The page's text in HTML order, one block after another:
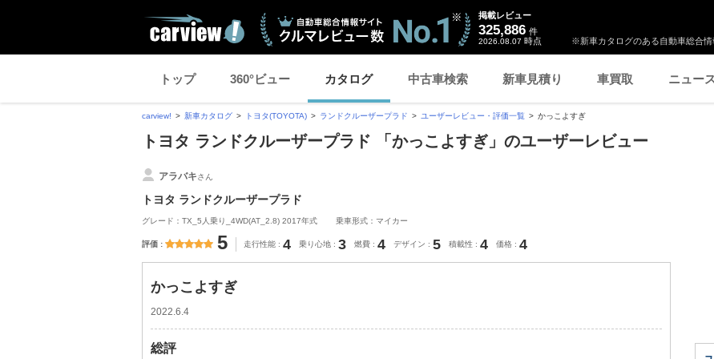
※新車カタログのある自動車総合情
掲載レビュー
325,886 件
2026.08.07 時点
トップ 360°ビュー カタログ 中古車検索 新車見積り 車買取 ニュー
carview! 新車カタログ トヨタ(TOYOTA) ランドクルーザープラド ユーザーレビュー・評価一覧 かっこよすぎ
トヨタ ランドクルーザープラド 「かっこよすぎ」のユーザーレビュー
アラバキさん
トヨタ ランドクルーザープラド
グレード：TX_5人乗り_4WD(AT_2.8) 2017年式 乗車形式：マイカー
評価 5 走行性能 4 乗り心地 3 燃費 4 デザイン 5 積載性 4 価格 4
かっこよすぎ
2022.6.4
総評